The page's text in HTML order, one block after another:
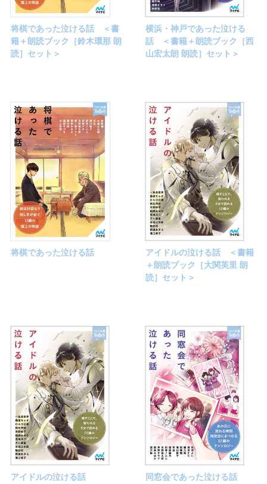
将棋であった泣ける話 ＜書
籍＋朗読ブック［鈴木環那 朗
読］セット＞
横浜・神戸であった泣ける
話 ＜書籍＋朗読ブック［西
山宏太朗 朗読］セット＞
将棋であった泣ける話
アイドルの泣ける話 ＜書籍
＋朗読ブック［大関英里 朗
読］セット＞
アイドルの泣ける話 同窓会であった泣ける話